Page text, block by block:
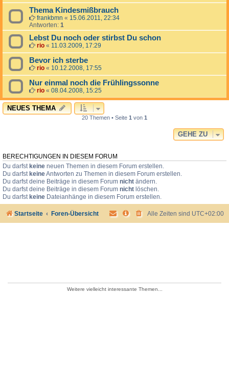
Thema Kindesmißbrauch
frankbmn « 15.06.2011, 22:34
Antworten: 1
Lebst Du noch oder stirbst Du schon
rio « 11.03.2009, 17:29
Bevor ich sterbe
rio « 10.12.2008, 17:55
Nur einmal noch die Frühlingssonne
rio « 08.04.2008, 15:25
NEUES THEMA
20 Themen • Seite 1 von 1
GEHE ZU
BERECHTIGUNGEN IN DIESEM FORUM
Du darfst keine neuen Themen in diesem Forum erstellen.
Du darfst keineAntworten zu Themen in diesem Forum erstellen.
Du darfst deine Beiträge in diesem Forum nicht ändern.
Du darfst deine Beiträge in diesem Forum nicht löschen.
Du darfst keine Dateianhänge in diesem Forum erstellen.
Startseite Foren-Übersicht Alle Zeiten sind UTC+02:00
Weitere vielleicht interessante Themen...